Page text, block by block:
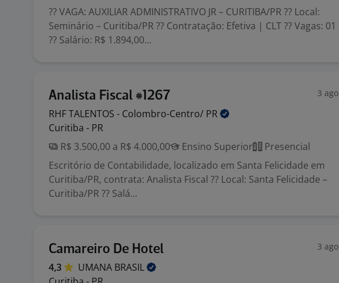
?? VAGA: AUXILIAR ADMINISTRATIVO JR – CURITIBA/PR ?? Local:
Seminário – Curitiba/PR ?? Contratação: Efetiva | CLT ?? Vagas: 01
?? Salário: R$ 1.894,00...
Analista Fiscal #1267 3 ago
RHF TALENTOS - Colombro-Centro/ PR
Curitiba - PR
R$ 3.500,00 a R$ 4.000,00
Ensino Superior
Presencial
Escritório de Contabilidade, localizado em Santa Felicidade em
Curitiba/PR, contrata: Analista Fiscal ?? Local: Santa Felicidade –
Curitiba/PR ?? Salá...
Camareiro De Hotel 3 ago
4,3 UMANA BRASIL